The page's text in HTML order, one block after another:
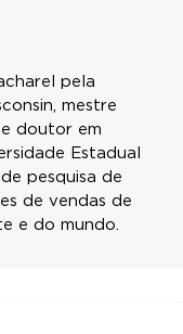
pela
mestre
doutor em
Estadual
pesquisa de
de vendas de
e do mundo.